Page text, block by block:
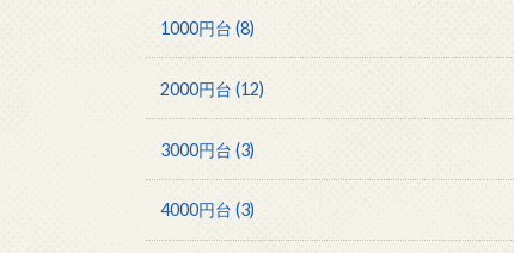
1000円台 (8)
2000円台 (12)
3000円台 (3)
4000円台 (3)